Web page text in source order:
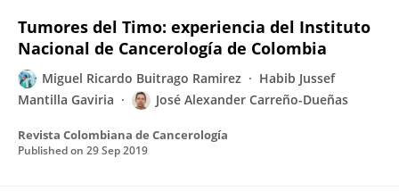
Tumores del Timo: experiencia del Instituto
Nacional de Cancerología de Colombia
Miguel Ricardo Buitrago Ramirez
Habib Jussef
Mantilla Gaviria
José Alexander Carreño-Dueñas
Revista Colombiana de Cancerología
Published on 29 Sep 2019